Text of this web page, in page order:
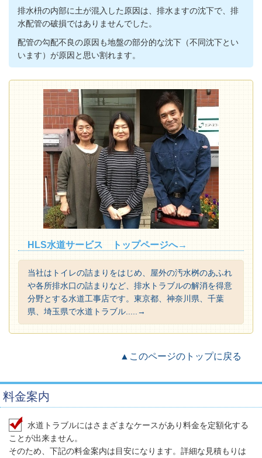
排水枡の内部に土が混入した原因は、排水ますの沈下で、排
水配管の破損ではありませんでした。
配管の勾配不良の原因も地盤の部分的な沈下（不同沈下とい
います）が原因と思い割れます。
HLS水道サービス トップページへ→
当社はトイレの詰まりをはじめ、屋外の汚水桝のあふれ
や各所排水口の詰まりなど、排水トラブルの解消を得意
分野とする水道工事店です。東京都、神奈川県、千葉
県、埼玉県で水道トラブル.....→
▲このページのトップに戻る
料金案内
水道トラブルにはさまざまなケースがあり料金を定額化する
ことが出来ません。
そのため、下記の料金案内は目安になります。詳細な見積もりは